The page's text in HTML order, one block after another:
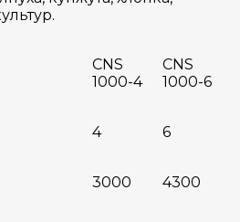
CNS
1000-4
CNS
1000-6
4 6
3000 4300